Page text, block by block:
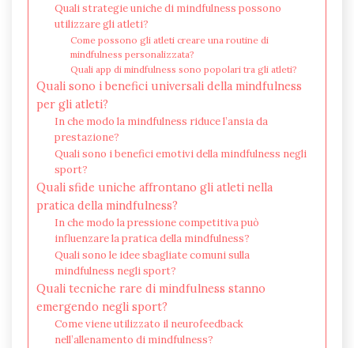
Quali strategie uniche di mindfulness possono
utilizzare gli atleti?
Come possono gli atleti creare una routine di
mindfulness personalizzata?
Quali app di mindfulness sono popolari tra gli atleti?
Quali sono i benefici universali della mindfulness
per gli atleti?
In che modo la mindfulness riduce l’ansia da
prestazione?
Quali sono i benefici emotivi della mindfulness negli
sport?
Quali sfide uniche affrontano gli atleti nella
pratica della mindfulness?
In che modo la pressione competitiva può
influenzare la pratica della mindfulness?
Quali sono le idee sbagliate comuni sulla
mindfulness negli sport?
Quali tecniche rare di mindfulness stanno
emergendo negli sport?
Come viene utilizzato il neurofeedback
nell’allenamento di mindfulness?